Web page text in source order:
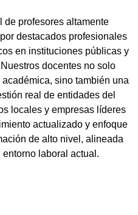
de profesores altamente
destacados profesionales
en instituciones públicas y
docentes no solo
sino también una
real de entidades del
locales y empresas líderes
actualizado y enfoque
de alto nivel, alineada
laboral actual.